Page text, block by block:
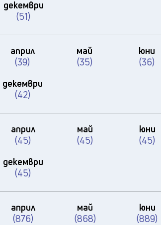
декември
(51)
април
(39)
май
(35)
юни
(36)
декември
(42)
април
(45)
май
(45)
юни
(45)
декември
(45)
април
(876)
май
(868)
юни
(889)